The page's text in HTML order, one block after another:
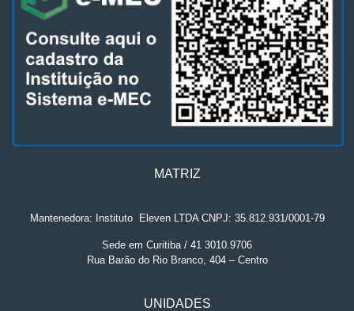
MATRIZ
Mantenedora: Instituto. Eleven LTDA CNPJ: 35.812.931/0001-79
Sede em Curitiba / 41 3010.9706
Rua Barão do Rio Branco, 404 – Centro
UNIDADES